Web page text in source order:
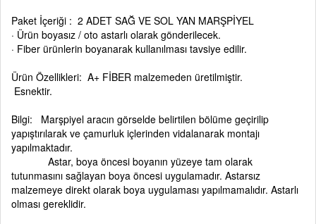
Paket İçeriği : 2 ADET SAĞ VE SOL YAN MARŞPİYEL
· Ürün boyasız / oto astarlı olarak gönderilecek.
· Fiber ürünlerin boyanarak kullanılması tavsiye edilir.
Ürün Özellikleri: A+ FİBER malzemeden üretilmiştir.
Esnektir.
Bilgi: Marşpiyel aracın görselde belirtilen bölüme geçirilip
yapıştırılarak ve çamurluk içlerinden vidalanarak montajı
yapılmaktadır.
Astar, boya öncesi boyanın yüzeye tam olarak
tutunmasını sağlayan boya öncesi uygulamadır. Astarsız
malzemeye direkt olarak boya uygulaması yapılmamalıdır. Astarlı
olması gereklidir.